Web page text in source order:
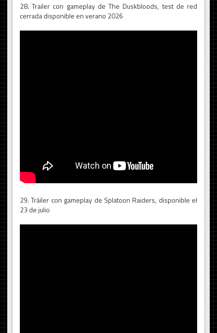
28. Trailer con gameplay de The Duskbloods, test de red
cerrada disponible en verano 2026
29. Tráiler con gameplay de Splatoon Raiders, disponible el
23 de julio